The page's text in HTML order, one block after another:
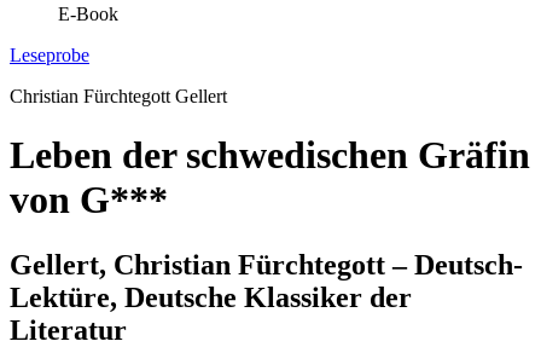
E-Book
Leseprobe
Christian Fürchtegott Gellert
Leben der schwedischen Gräfin
von G***
Gellert, Christian Fürchtegott – Deutsch-
Lektüre, Deutsche Klassiker der
Literatur